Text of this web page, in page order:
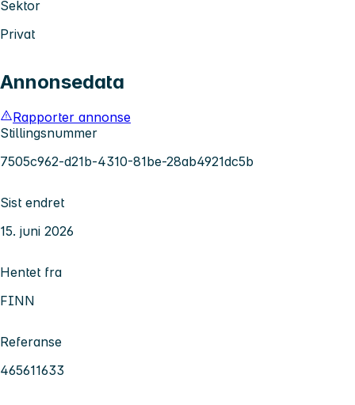
Sektor
Privat
Annonsedata
Rapporter annonse
Stillingsnummer
7505c962-d21b-4310-81be-28ab4921dc5b
Sist endret
15. juni 2026
Hentet fra
FINN
Referanse
465611633